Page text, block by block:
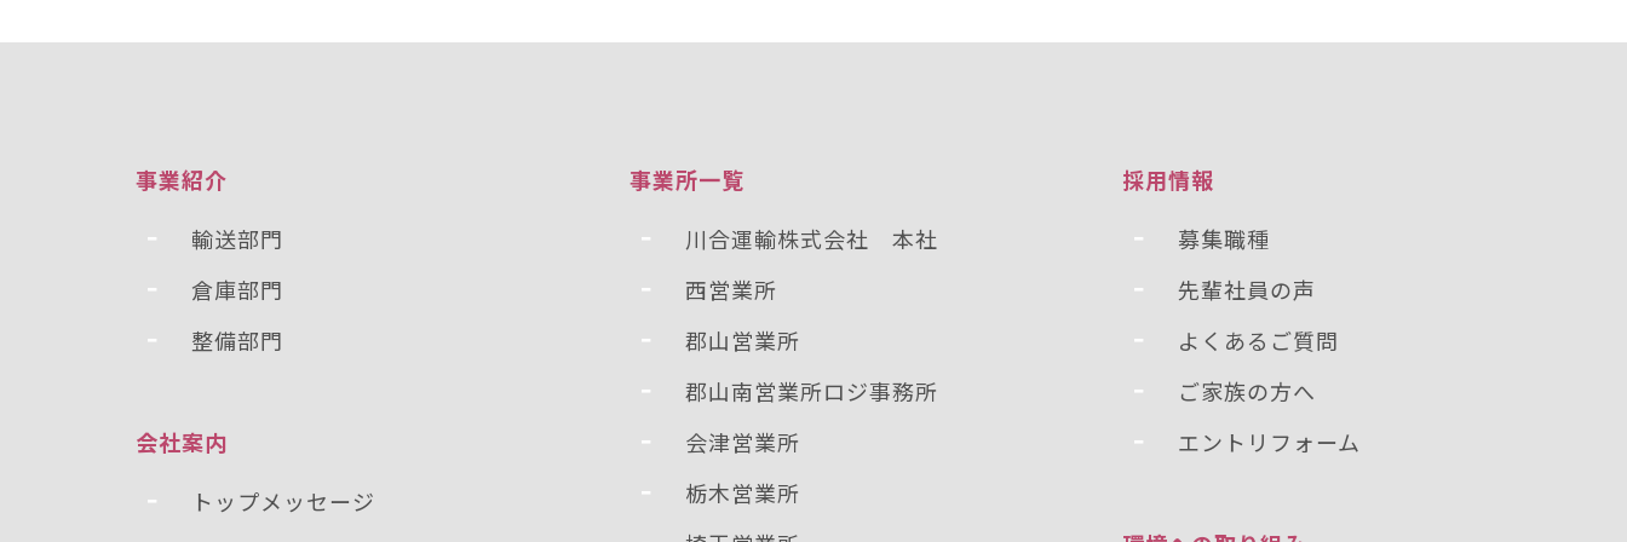
事業紹介
輸送部門
倉庫部門
整備部門
会社案内
トップメッセージ
事業所一覧
川合運輸株式会社 本社
西営業所
郡山営業所
郡⼭南営業所ロジ事務所
会津営業所
栃木営業所
採用情報
募集職種
先輩社員の声
よくあるご質問
ご家族の方へ
エントリフォーム